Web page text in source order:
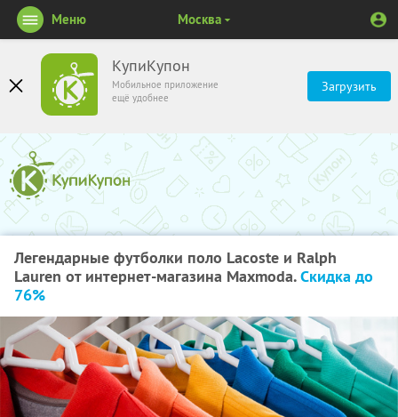
КупиКупон
Мобильное приложение
ещё удобнее
Загрузить
Меню Москва
Легендарные футболки поло Lacoste и Ralph
Lauren от интернет-магазина Maxmoda.Скидка до
76%